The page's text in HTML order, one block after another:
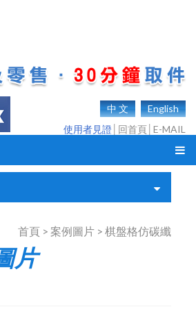
中 文
English
使用者見證 回首頁 E-MAIL
首頁 > 案例圖片 > 棋盤格仿碳纖
片